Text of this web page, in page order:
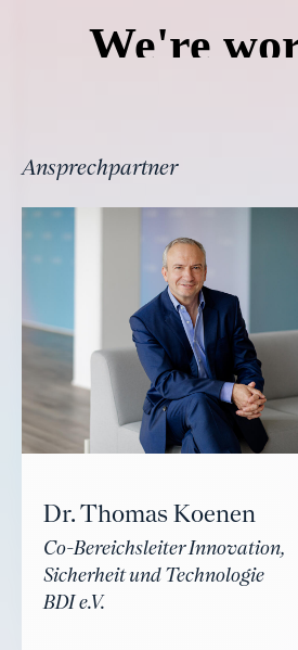
Ansprechpartner
Dr. Thomas Koenen
Co-Bereichsleiter Innovation,
Sicherheit und Technologie
BDI e.V.